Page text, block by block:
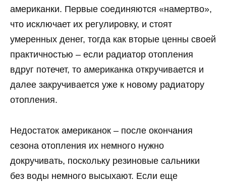
американки. Первые соединяются «намертво»,
что исключает их регулировку, и стоят
умеренных денег, тогда как вторые ценны своей
практичностью – если радиатор отопления
вдруг потечет, то американка откручивается и
далее закручивается уже к новому радиатору
отопления.
Недостаток американок – после окончания
сезона отопления их немного нужно
докручивать, поскольку резиновые сальники
без воды немного высыхают. Если еще